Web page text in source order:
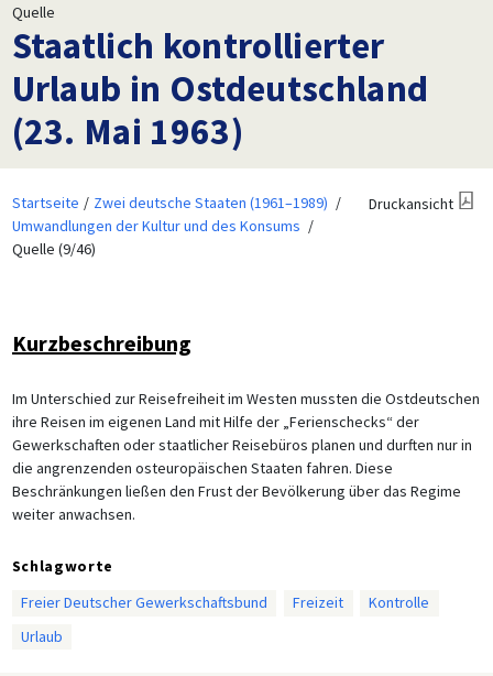
Quelle
Staatlich kontrollierter
Urlaub in Ostdeutschland
(23. Mai 1963)
Startseite
Zwei deutsche Staaten (1961–1989)
Umwandlungen der Kultur und des Konsums
Quelle (9/46)
Druckansicht
Kurzbeschreibung
Im Unterschied zur Reisefreiheit im Westen mussten die Ostdeutschen
ihre Reisen im eigenen Land mit Hilfe der „Ferienschecks“ der
Gewerkschaften oder staatlicher Reisebüros planen und durften nur in
die angrenzenden osteuropäischen Staaten fahren. Diese
Beschränkungen ließen den Frust der Bevölkerung über das Regime
weiter anwachsen.
Schlagworte
Freier Deutscher Gewerkschaftsbund
Freizeit
Kontrolle
Urlaub